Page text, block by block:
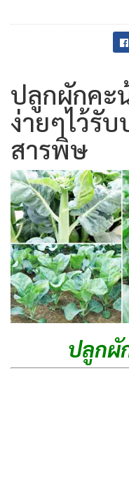
ปลูกผักคะ
ง่ายๆไว้รั
สารพิษ
ปลูกผั